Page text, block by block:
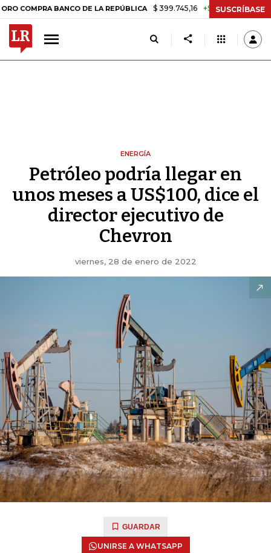
BANCO DE LA REPÚBLICA $ 399.745,16 +$ 2.295,71 +0,58%
SUSCRÍBASE
ENERGÍA
Petróleo podría llegar en
unos meses a US$100, dice el
director ejecutivo de
Chevron
viernes, 28 de enero de 2022
GUARDAR
UNIRSE A WHATSAPP